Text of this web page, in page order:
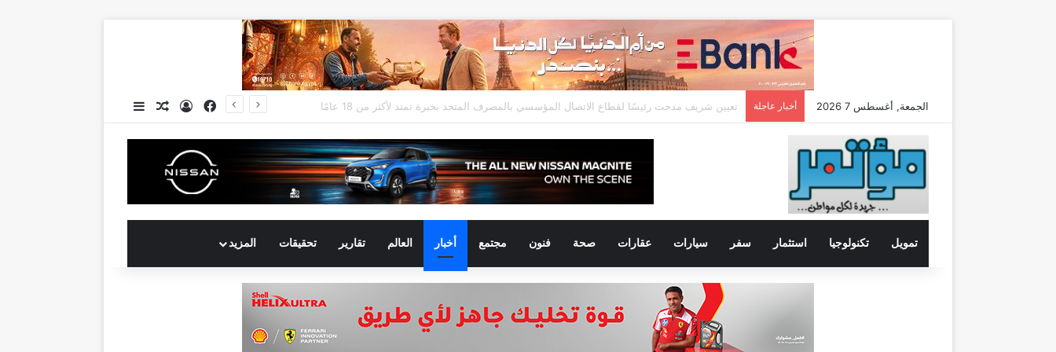
الجمعة, أغسطس 7 2026 أخبار عاجلة فيسبوكتسجيل الدخول
مقال عشوائي
إضافة عمود جانبي
تمويل تكنولوجيا استثمار سفر سيارات عقارات صحة فنون مجتمع أخبار العالم تقارير تحقيقات المزيد